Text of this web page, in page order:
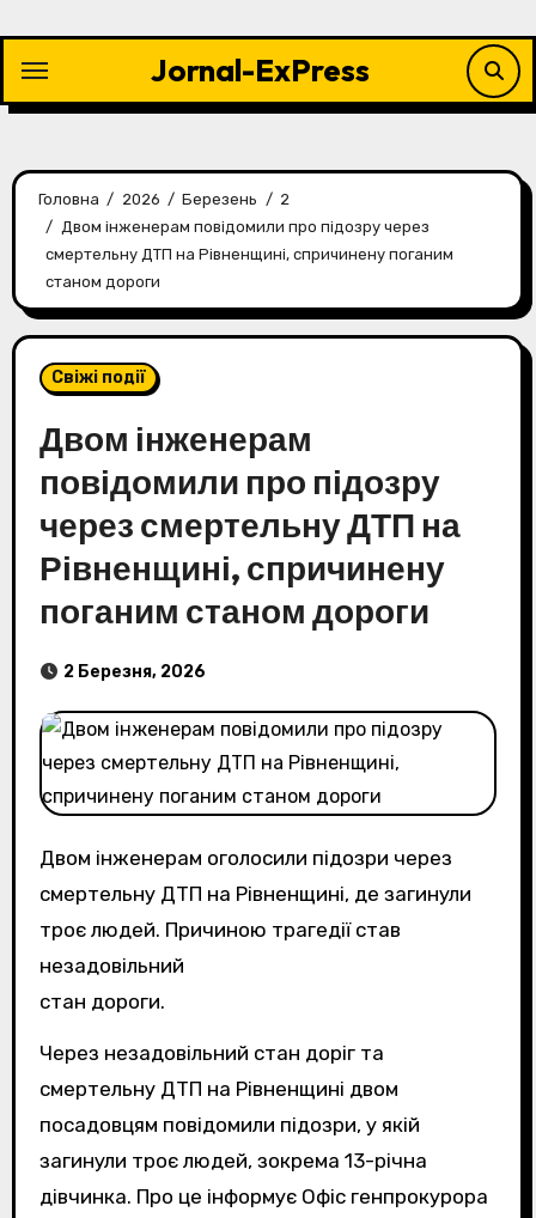
контенту
Jornal-ExPress
Головна 2026 Березень
2
Двом інженерам повідомили про підозру через
смертельну ДТП на Рівненщині, спричинену поганим
станом дороги
Свіжі події
Двом інженерам
повідомили про підозру
через смертельну ДТП на
Рівненщині, спричинену
поганим станом дороги
2 Березня, 2026
Двом інженерам оголосили підозри через
смертельну ДТП на Рівненщині, де загинули
троє людей. Причиною трагедії став
незадовільний
стан дороги.
Через незадовільний стан доріг та
смертельну ДТП на Рівненщині двом
посадовцям повідомили підозри, у якій
загинули троє людей, зокрема 13-річна
дівчинка. Про це інформує Офіс генпрокурора